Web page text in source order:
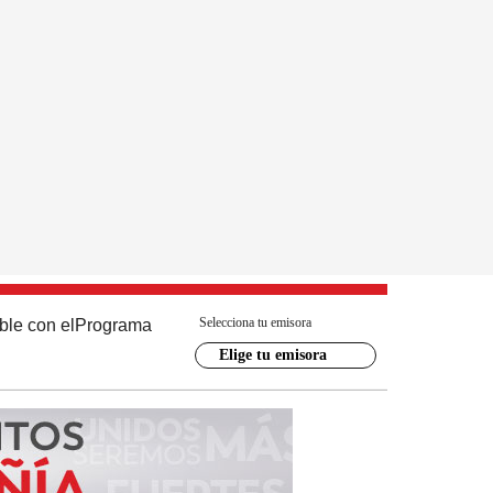
con el Programa Selecciona tu emisora
Elige tu emisora